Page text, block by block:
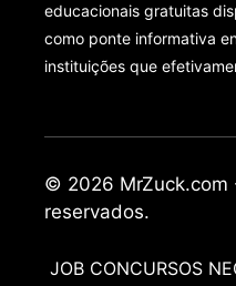
educacionais gratuitas
como ponte informativa
instituições que
© 2026 MrZuck.com
reservados.
JOB CONCURSOS